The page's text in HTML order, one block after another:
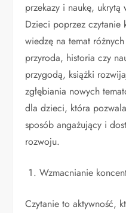
przekazy i naukę,
Dzieci poprzez czytanie
wiedzę na temat
przyroda, historia czy
przygodą, książki
zgłębiania nowych
dla dzieci, która
sposób angażujący i
rozwoju.
Wzmacnianie
Czytanie to aktywność,